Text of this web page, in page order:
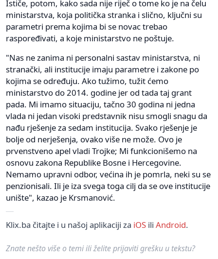
Ističe, potom, kako sada nije riječ o tome ko je na čelu
ministarstva, koja politička stranka i slično, ključni su
parametri prema kojima bi se novac trebao
raspoređivati, a koje ministarstvo ne poštuje.
"Nas ne zanima ni personalni sastav ministarstva, ni
stranački, ali institucije imaju parametre i zakone po
kojima se određuju. Ako tužimo, tužit ćemo
ministarstvo do 2014. godine jer od tada taj grant
pada. Mi imamo situaciju, tačno 30 godina ni jedna
vlada ni jedan visoki predstavnik nisu smogli snagu da
nađu rješenje za sedam institucija. Svako rješenje je
bolje od nerješenja, ovako više ne može. Ovo je
prvenstveno apel vladi Trojke; Mi funkcionišemo na
osnovu zakona Republike Bosne i Hercegovine.
Nemamo upravni odbor, većina ih je pomrla, neki su se
penzionisali. Ili je iza svega toga cilj da se ove institucije
unište", kazao je Krsmanović.
Klix.ba čitajte i u našoj aplikaciji za iOS ili Android.
Znate nešto više o temi ili želite prijaviti grešku u tekstu?